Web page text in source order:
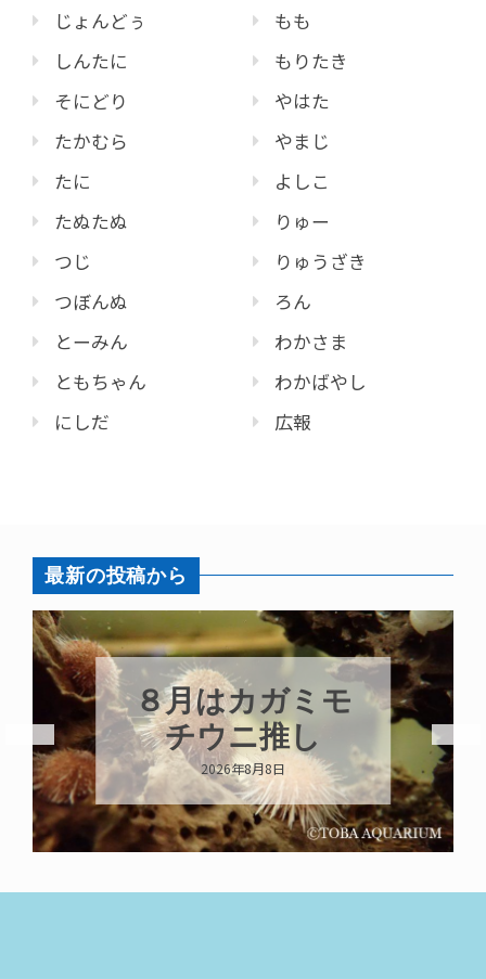
じょんどぅ
しんたに
そにどり
たかむら
たに
たぬたぬ
つじ
つぼんぬ
とーみん
ともちゃん
にしだ
もも
もりたき
やはた
やまじ
よしこ
りゅー
りゅうざき
ろん
わかさま
わかばやし
広報
最新の投稿から
８月はカガミモ
チウニ推し
2026年8月8日